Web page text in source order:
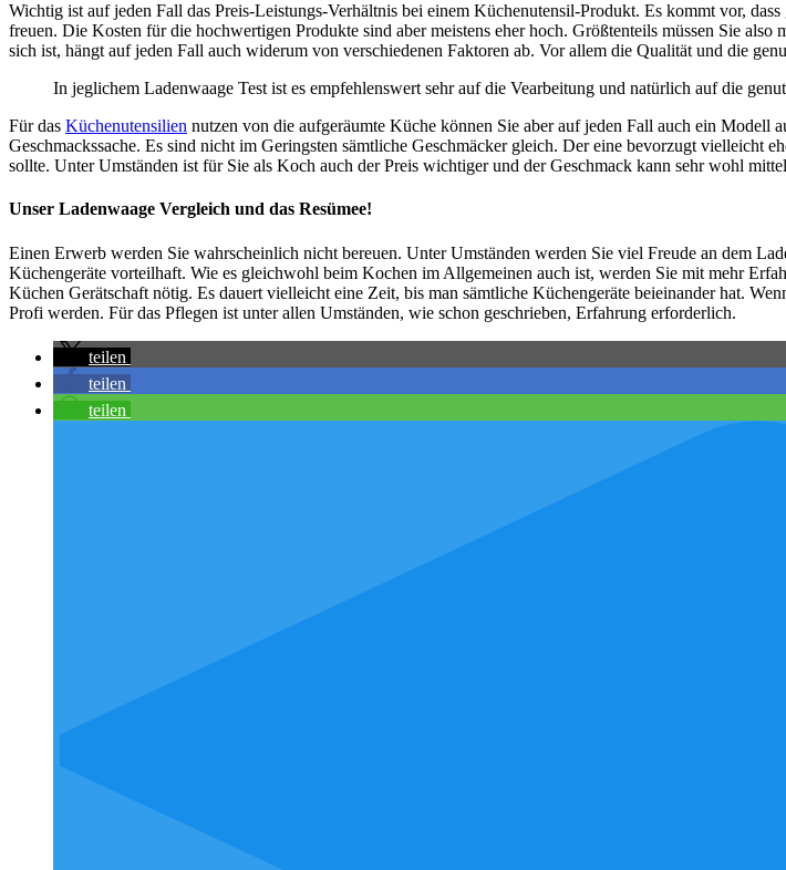
Wichtig ist auf jeden Fall das Preis-Leistungs-Verhältnis bei einem Küchenutensil-Produkt. Es kommt vor,
freuen. Die Kosten für die hochwertigen Produkte sind aber meistens eher hoch. Größtenteils müssen Sie
sich ist, hängt auf jeden Fall auch widerum von verschiedenen Faktoren ab. Vor allem die Qualität und die
In jeglichem Ladenwaage Test ist es empfehlenswert sehr auf die Vearbeitung und natürlich auf die
Für das Küchenutensilien nutzen von die aufgeräumte Küche können Sie aber auf jeden Fall auch ein Modell
Geschmackssache. Es sind nicht im Geringsten sämtliche Geschmäcker gleich. Der eine bevorzugt vielleicht
sollte. Unter Umständen ist für Sie als Koch auch der Preis wichtiger und der Geschmack kann sehr wohl
Unser Ladenwaage Vergleich und das Resümee!
Einen Erwerb werden Sie wahrscheinlich nicht bereuen. Unter Umständen werden Sie viel Freude an dem
Küchengeräte vorteilhaft. Wie es gleichwohl beim Kochen im Allgemeinen auch ist, werden Sie mit mehr
Küchen Gerätschaft nötig. Es dauert vielleicht eine Zeit, bis man sämtliche Küchengeräte beieinander hat.
Profi werden. Für das Pflegen ist unter allen Umständen, wie schon geschrieben, Erfahrung erforderlich.
teilen
teilen
teilen